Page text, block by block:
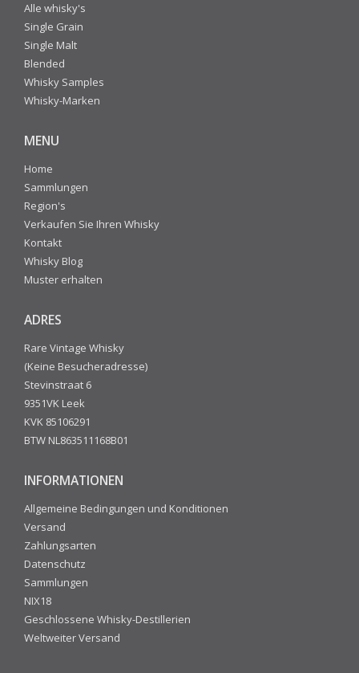
Alle whisky's
Single Grain
Single Malt
Blended
Whisky Samples
Whisky-Marken
MENU
Home
Sammlungen
Region's
Verkaufen Sie Ihren Whisky
Kontakt
Whisky Blog
Muster erhalten
ADRES
Rare Vintage Whisky
(Keine Besucheradresse)
Stevinstraat 6
9351VK Leek
KVK 85106291
BTW NL863511168B01
INFORMATIONEN
Allgemeine Bedingungen und Konditionen
Versand
Zahlungsarten
Datenschutz
Sammlungen
NIX18
Geschlossene Whisky-Destillerien
Weltweiter Versand